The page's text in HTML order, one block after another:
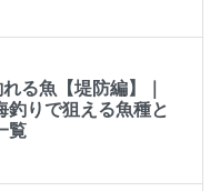
る魚【堤防編】｜
釣りで狙える魚種と
覧